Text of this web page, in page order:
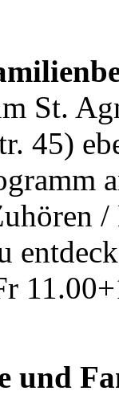
St.
45)
und